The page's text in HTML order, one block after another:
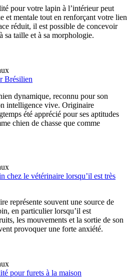
pour votre lapin à l’intérieur peut
et mentale tout en renforçant votre lien
réduit, il est possible de concevoir
sa taille et à sa morphologie.
Brésilien
dynamique, reconnu pour son
intelligence vive. Originaire
été apprécié pour ses aptitudes
chien de chasse que comme
chez le vétérinaire lorsqu’il est très
représente souvent une source de
en particulier lorsqu’il est
les mouvements et la sortie de son
provoquer une forte anxiété.
pour furets à la maison